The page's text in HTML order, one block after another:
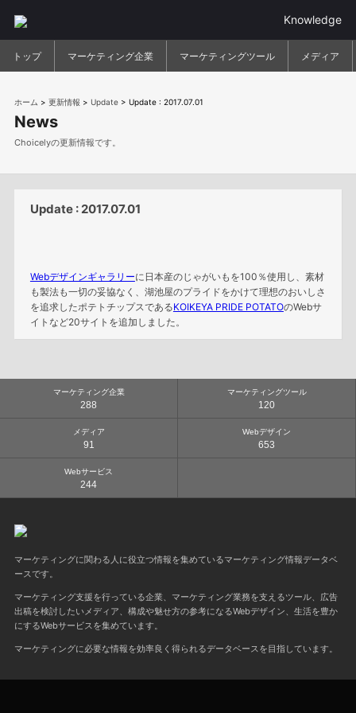
Knowledge
トップ マーケティング企業 マーケティングツール メディア
ホーム > 更新情報 > Update> Update : 2017.07.01
News
Choicelyの更新情報です。
Update : 2017.07.01
Webデザインギャラリーに日本産のじゃがいもを100％使用し、素材
も製法も一切の妥協なく、湖池屋のプライドをかけて理想のおいしさ
を追求したポテトチップスであるKOIKEYA PRIDE POTATOのWebサ
イトなど20サイトを追加しました。
マーケティング企業
288
マーケティングツール
120
メディア
91
Webデザイン
653
Webサービス
244
マーケティングに関わる人に役立つ情報を集めているマーケティング情報データベ
ースです。
マーケティング支援を行っている企業、マーケティング業務を支えるツール、広告
出稿を検討したいメディア、構成や魅せ方の参考になるWebデザイン、生活を豊か
にするWebサービスを集めています。
マーケティングに必要な情報を効率良く得られるデータベースを目指しています。